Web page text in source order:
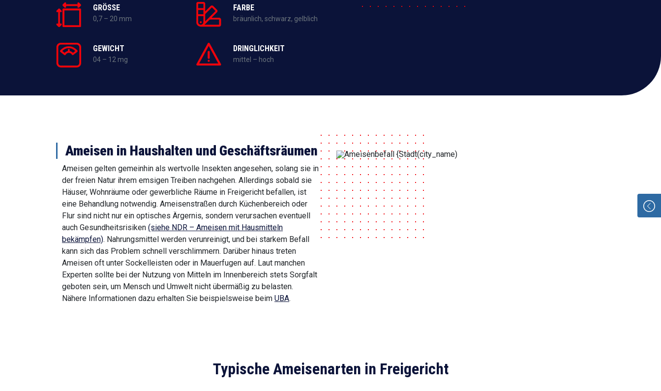
GRÖSSE
0,7 – 20 mm
FARBE
bräunlich, schwarz, gelblich
GEWICHT
04 – 12 mg
DRINGLICHKEIT
mittel – hoch
Ameisen in Haushalten und Geschäftsräumen
Ameisen gelten gemeinhin als wertvolle Insekten angesehen, solang sie in
der freien Natur ihrem emsigen Treiben nachgehen. Allerdings sobald sie
Häuser, Wohnräume oder gewerbliche Räume in Freigericht befallen, ist
eine Behandlung notwendig. Ameisenstraßen durch Küchenbereich oder
Flur sind nicht nur ein optisches Ärgernis, sondern verursachen eventuell
auch Gesundheitsrisiken (siehe NDR – Ameisen mit Hausmitteln
bekämpfen). Nahrungsmittel werden verunreinigt, und bei starkem Befall
kann sich das Problem schnell verschlimmern. Darüber hinaus treten
Ameisen oft unter Sockelleisten oder in Mauerfugen auf. Laut manchen
Experten sollte bei der Nutzung von Mitteln im Innenbereich stets Sorgfalt
geboten sein, um Mensch und Umwelt nicht übermäßig zu belasten.
Nähere Informationen dazu erhalten Sie beispielsweise beim UBA.
Typische Ameisenarten in Freigericht